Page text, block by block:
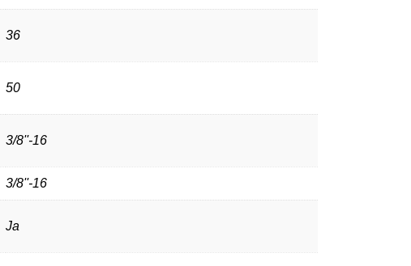
36
50
3/8''-16
3/8''-16
Ja